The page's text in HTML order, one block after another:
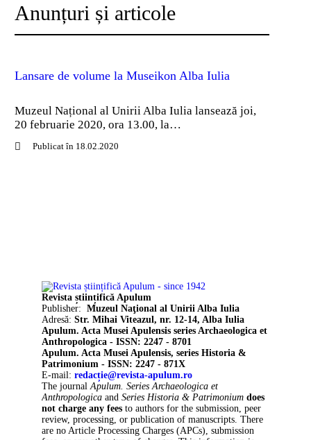
Anunțuri și articole
Lansare de volume la Museikon Alba Iulia
Muzeul Național al Unirii Alba Iulia lansează joi,
20 februarie 2020, ora 13.00, la…
Publicat în 18.02.2020
Revista științifică Apulum
Publisher: Muzeul Naţional al Unirii Alba Iulia
Adresă: Str. Mihai Viteazul, nr. 12-14, Alba Iulia
Apulum. Acta Musei Apulensis series Archaeologica et
Anthropologica - ISSN: 2247 - 8701
Apulum. Acta Musei Apulensis, series Historia &
Patrimonium - ISSN: 2247 - 871X
E-mail: redacție@revista-apulum.ro
The journal Apulum. Series Archaeologica et
Anthropologica and Series Historia & Patrimonium does
not charge any fees to authors for the submission, peer
review, processing, or publication of manuscripts. There
are no Article Processing Charges (APCs), submission